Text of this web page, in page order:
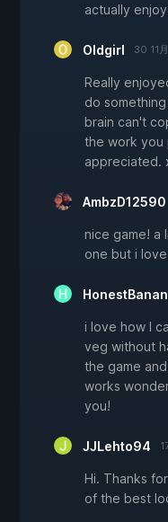
actually
Oldgirl 30 11月
Really
do
brain can't
the work you
appreciated.
AmbzD12590
nice game! a
one but i
i love how I
veg without
the game
works
you!
JJLehto94
Hi. Thanks
of the best